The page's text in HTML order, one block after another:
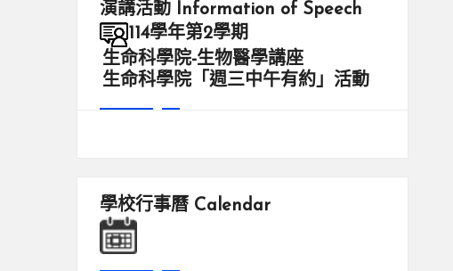
演講活動Information of Speech
114學年第2學期
生命科學院-生物醫學講座
生命科學院「週三中午有約」活動
學校行事曆Calendar